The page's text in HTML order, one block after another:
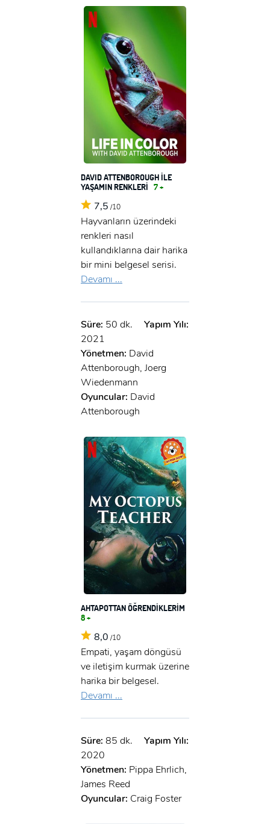
GIRIŞ YAP
E-Posta:
ÜYE OL
E-Posta:
DAVID ATTENBOROUGH İLE
YAŞAMIN RENKLERİ 7 +
7,5 /10
Hayvanların üzerindeki
renkleri nasıl
kullandıklarına dair harika
bir mini belgesel serisi.
Devamı ...
Süre: 50 dk.
Yapım Yılı:
2021
Yönetmen: David
Attenborough, Joerg
Wiedenmann
Oyuncular: David
Attenborough
AHTAPOTTAN ÖĞRENDİKLERİM
8 +
8,0 /10
Empati, yaşam döngüsü
ve iletişim kurmak üzerine
harika bir belgesel.
Devamı ...
Süre: 85 dk.
Yapım Yılı:
2020
Yönetmen: Pippa Ehrlich,
James Reed
Oyuncular: Craig Foster